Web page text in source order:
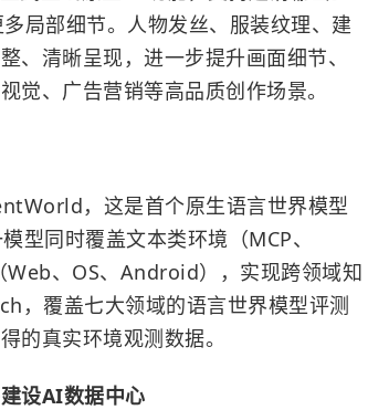
局部细节。人物发丝、服装纹理、建
、清晰呈现，进一步提升画面细节、
觉、广告营销等高品质创作场景。
，这是首个原生语言世界模型
型同时覆盖文本类环境（MCP、
、OS、Android），实现跨领域知
，覆盖七大领域的语言世界模型评测
的真实环境观测数据。
设AI数据中心